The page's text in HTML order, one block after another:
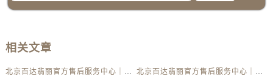
相关文章
北京百达翡丽官方售后服务中心｜最新电话及地址权威信息公示（2026年6月最新）
北京百达翡丽官方售后服务中心｜服务热线及办公地址权威信息公示（2026年6月最新）